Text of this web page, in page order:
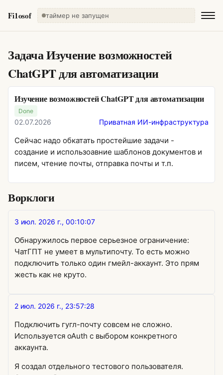
Fi1osof таймер не запущен
ЗадачаИзучение возможностей
ChatGPT для автоматизации
Изучение возможностей ChatGPT для автоматизации
Done
02.07.2026 Приватная ИИ-инфраструктура
Сейчас надо обкатать простейшие задачи -
создание и использоавние шаблонов документов и
писем, чтение почты, отправка почты и т.п.
Ворклоги
3 июл. 2026 г., 00:10:07
Обнаружилось первое серьезное ограничение:
ЧатГПТ не умеет в мультипочту. То есть можно
подключить только один гмейл-аккаунт. Это прям
жесть как не круто.
2 июл. 2026 г., 23:57:28
Подключить гугл-почту совсем не сложно.
Используется oAuth с выбором конкретного
аккаунта.
Я создал отдельного тестового пользователя.